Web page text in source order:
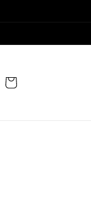
Panier